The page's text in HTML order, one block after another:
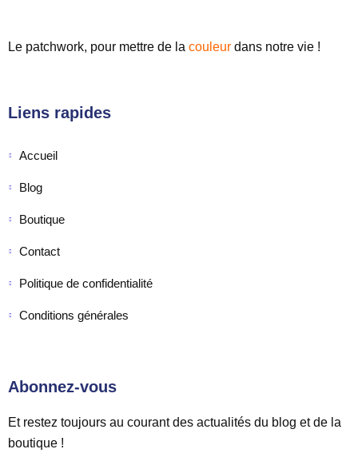
Le patchwork, pour mettre de la couleur dans notre vie !
Liens rapides
Accueil
Blog
Boutique
Contact
Politique de confidentialité
Conditions générales
Abonnez-vous
Et restez toujours au courant des actualités du blog et de la
boutique !